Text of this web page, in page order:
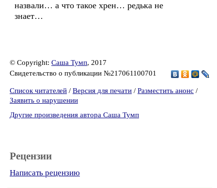
назвали… а что такое хрен… редька не
знает…
© Copyright: Саша Тумп, 2017
Свидетельство о публикации №217061100701
Список читателей / Версия для печати / Разместить анонс /
Заявить о нарушении
Другие произведения автора Саша Тумп
Рецензии
Написать рецензию